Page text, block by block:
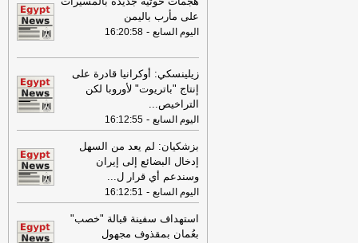
على مأرب باليمن
اليوم السابع -
16:20:58
زيلينسكي: أوكرانيا قادرة على
إنتاج "باتريوت" لأوروبا لكن
التراخيص...
اليوم السابع -
16:12:55
بزشكيان: لم يعد من السهل
إدخال البضائع إلى إيران
وسندعم أي قرار ل...
اليوم السابع -
16:12:51
استهداف سفينة قبالة "خصب"
بعُمان بمقذوف مجهول